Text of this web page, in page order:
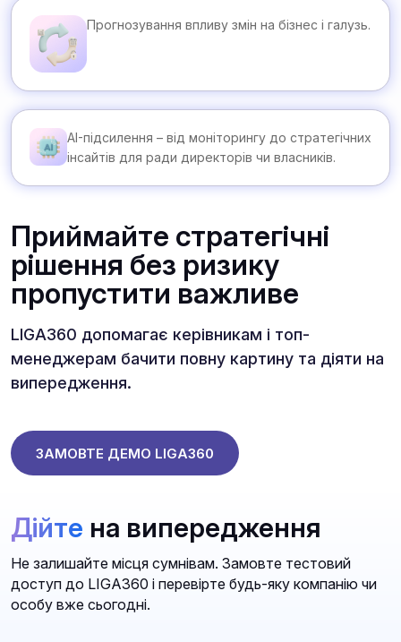
Прогнозування впливу змін на бізнес і галузь.
AI-підсилення – від моніторингу до стратегічних
інсайтів для ради директорів чи власників.
Приймайте стратегічні
рішення без ризику
пропустити важливе
LIGA360 допомагає керівникам і топ-
менеджерам бачити повну картину та діяти на
випередження.
ЗАМОВТЕ ДЕМО LIGA360
Дійте на випередження
Не залишайте місця сумнівам. Замовте тестовий
доступ до LIGA360 і перевірте будь-яку компанію чи
особу вже сьогодні.